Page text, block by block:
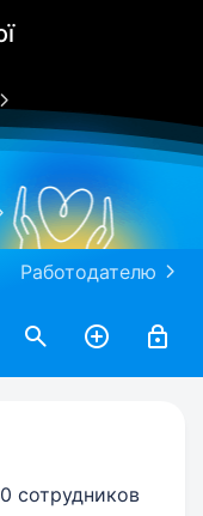
Работодателю
сотрудников